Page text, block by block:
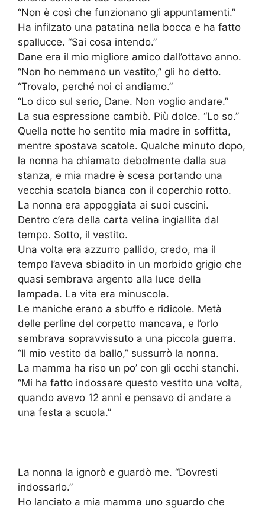
“Non è così che funzionano gli appuntamenti.”
Ha infilzato una patatina nella bocca e ha fatto
spallucce. “Sai cosa intendo.”
Dane era il mio migliore amico dall’ottavo anno.
“Non ho nemmeno un vestito,” gli ho detto.
“Trovalo, perché noi ci andiamo.”
“Lo dico sul serio, Dane. Non voglio andare.”
La sua espressione cambiò. Più dolce. “Lo so.”
Quella notte ho sentito mia madre in soffitta,
mentre spostava scatole. Qualche minuto dopo,
la nonna ha chiamato debolmente dalla sua
stanza, e mia madre è scesa portando una
vecchia scatola bianca con il coperchio rotto.
La nonna era appoggiata ai suoi cuscini.
Dentro c’era della carta velina ingiallita dal
tempo. Sotto, il vestito.
Una volta era azzurro pallido, credo, ma il
tempo l’aveva sbiadito in un morbido grigio che
quasi sembrava argento alla luce della
lampada. La vita era minuscola.
Le maniche erano a sbuffo e ridicole. Metà
delle perline del corpetto mancava, e l’orlo
sembrava sopravvissuto a una piccola guerra.
“Il mio vestito da ballo,” sussurrò la nonna.
La mamma ha riso un po’ con gli occhi stanchi.
“Mi ha fatto indossare questo vestito una volta,
quando avevo 12 anni e pensavo di andare a
una festa a scuola.”
La nonna la ignorò e guardò me. “Dovresti
indossarlo.”
Ho lanciato a mia mamma uno sguardo che